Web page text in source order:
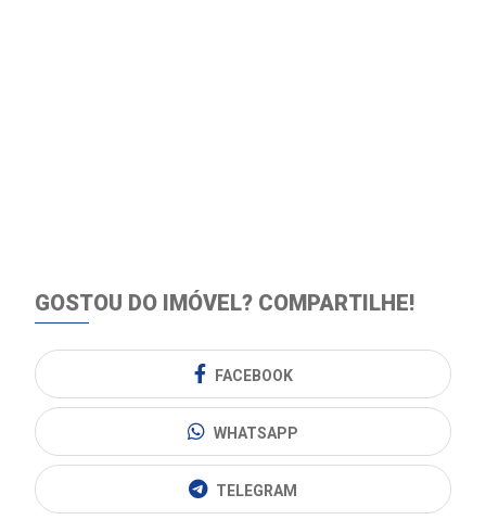
GOSTOU DO IMÓVEL? COMPARTILHE!
FACEBOOK
WHATSAPP
TELEGRAM